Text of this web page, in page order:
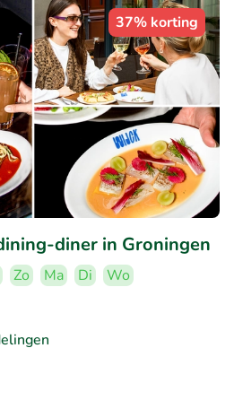
37% korting
diner in Groningen
Zo Ma Di
Wo